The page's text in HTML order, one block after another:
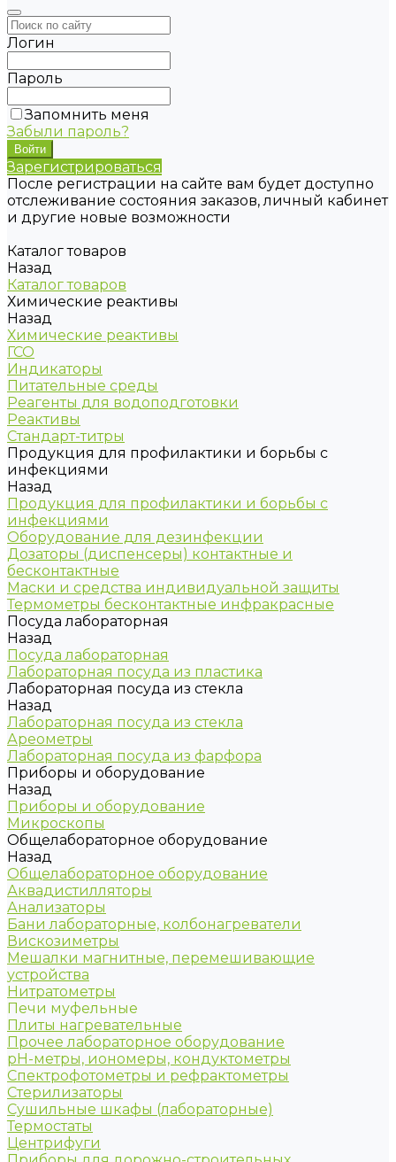
Логин
Пароль
Запомнить меня
Забыли пароль?
Зарегистрироваться
После регистрации на сайте вам будет доступно
отслеживание состояния заказов, личный кабинет
и другие новые возможности
Каталог товаров
Назад
Каталог товаров
Химические реактивы
Назад
Химические реактивы
ГСО
Индикаторы
Питательные среды
Реагенты для водоподготовки
Реактивы
Стандарт-титры
Продукция для профилактики и борьбы с
инфекциями
Назад
Продукция для профилактики и борьбы с
инфекциями
Оборудование для дезинфекции
Дозаторы (диспенсеры) контактные и
бесконтактные
Маски и средства индивидуальной защиты
Термометры бесконтактные инфракрасные
Посуда лабораторная
Назад
Посуда лабораторная
Лабораторная посуда из пластика
Лабораторная посуда из стекла
Назад
Лабораторная посуда из стекла
Ареометры
Лабораторная посуда из фарфора
Приборы и оборудование
Назад
Приборы и оборудование
Микроскопы
Общелабораторное оборудование
Назад
Общелабораторное оборудование
Аквадистилляторы
Анализаторы
Бани лабораторные, колбонагреватели
Вискозиметры
Мешалки магнитные, перемешивающие
устройства
Нитратометры
Печи муфельные
Плиты нагревательные
Прочее лабораторное оборудование
рН-метры, иономеры, кондуктометры
Спектрофотометры и рефрактометры
Стерилизаторы
Сушильные шкафы (лабораторные)
Термостаты
Центрифуги